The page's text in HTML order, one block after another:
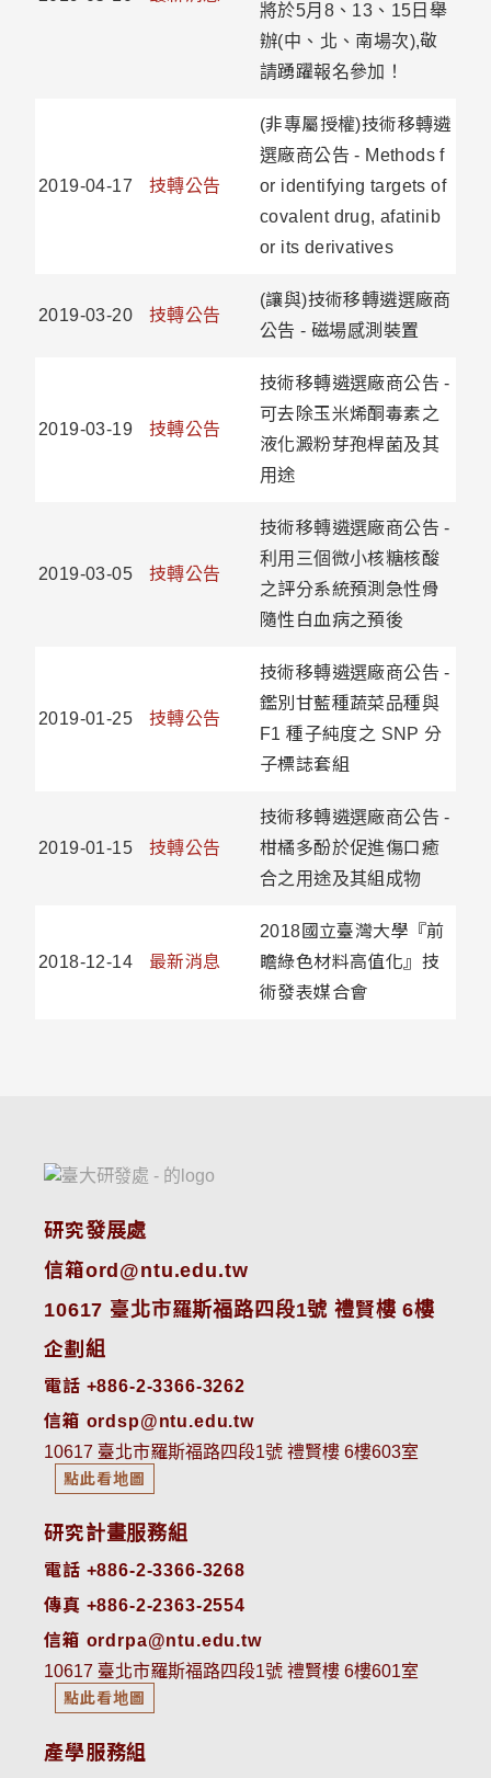
將於5月8、13、15日舉
辦(中、北、南場次),敬
請踴躍報名參加！
2019-04-17 技轉公告
(非專屬授權)技術移轉遴
選廠商公告 - Methods f
or identifying targets of
covalent drug, afatinib
or its derivatives
2019-03-20 技轉公告
(讓與)技術移轉遴選廠商
公告 - 磁場感測裝置
2019-03-19 技轉公告
技術移轉遴選廠商公告 -
可去除玉米烯酮毒素之
液化澱粉芽孢桿菌及其
用途
2019-03-05 技轉公告
技術移轉遴選廠商公告 -
利用三個微小核糖核酸
之評分系統預測急性骨
隨性白血病之預後
2019-01-25 技轉公告
技術移轉遴選廠商公告 -
鑑別甘藍種蔬菜品種與
F1 種子純度之 SNP 分
子標誌套組
2019-01-15 技轉公告
技術移轉遴選廠商公告 -
柑橘多酚於促進傷口癒
合之用途及其組成物
2018-12-14 最新消息
2018國立臺灣大學『前
瞻綠色材料高值化』技
術發表媒合會
研究發展處
信箱ord@ntu.edu.tw
10617 臺北市羅斯福路四段1號 禮賢樓 6樓
企劃組
電話 +886-2-3366-3262
信箱 ordsp@ntu.edu.tw
10617 臺北市羅斯福路四段1號 禮賢樓 6樓603室
點此看地圖
研究計畫服務組
電話 +886-2-3366-3268
傳真 +886-2-2363-2554
信箱 ordrpa@ntu.edu.tw
10617 臺北市羅斯福路四段1號 禮賢樓 6樓601室
點此看地圖
產學服務組